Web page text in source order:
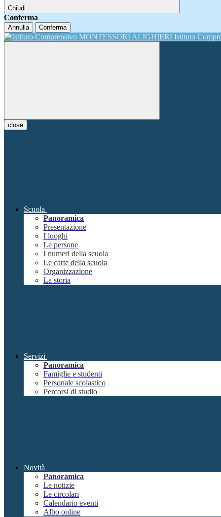
Chiudi
Conferma
Annulla Conferma
Istituto
close
Scuola
Panoramica
Presentazione
I luoghi
Le persone
I numeri della scuola
Le carte della scuola
Organizzazione
La storia
Servizi
Panoramica
Famiglie e studenti
Personale scolastico
Percorsi di studio
Novità
Panoramica
Le notizie
Le circolari
Calendario eventi
Albo online